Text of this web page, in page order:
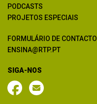
PODCASTS
PROJETOS ESPECIAIS
FORMULÁRIO DE CONTACTO
ENSINA@RTP.PT
SIGA-NOS